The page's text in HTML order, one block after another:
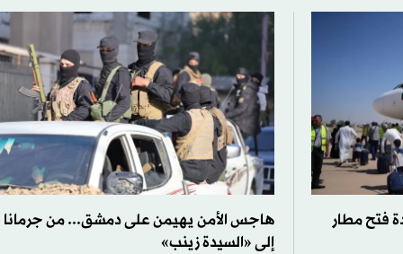
فتح مطار
هاجس الأمن يهيمن على دمشق... من جرمانا
إلى «السيدة زينب»